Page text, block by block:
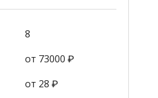
8
от 73000 ₽
от 28 ₽